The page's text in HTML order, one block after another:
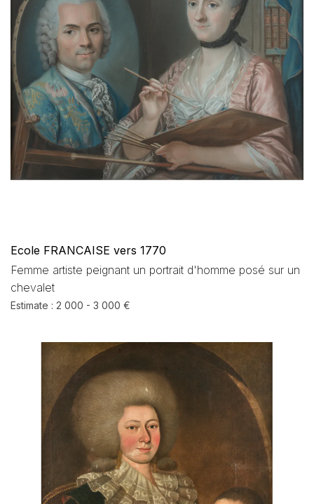
Ecole FRANCAISE vers 1770
Femme artiste peignant un portrait d'homme posé sur un
chevalet
Estimate : 2 000 - 3 000 €